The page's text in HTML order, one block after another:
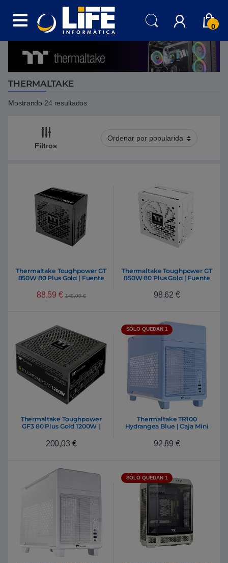
0
THERMALTAKE
Mostrando 24 resultados
Filtros
Thermaltake Toughpower GT
850W 80 Plus Gold | Fuente
Modular
88,59 € 149,00€
Thermaltake Toughpower GT
850W 80 Plus Gold | Fuente
Modular Blanca Snow
98,62 €
Thermaltake Toughpower
GF3 80 Plus Gold 1200W |
Modular
200,03 €
SÓLO QUEDAN 1
Thermaltake TR100
Hydrangea Blue | Caja Mini
92,89 €
SÓLO QUEDAN 1